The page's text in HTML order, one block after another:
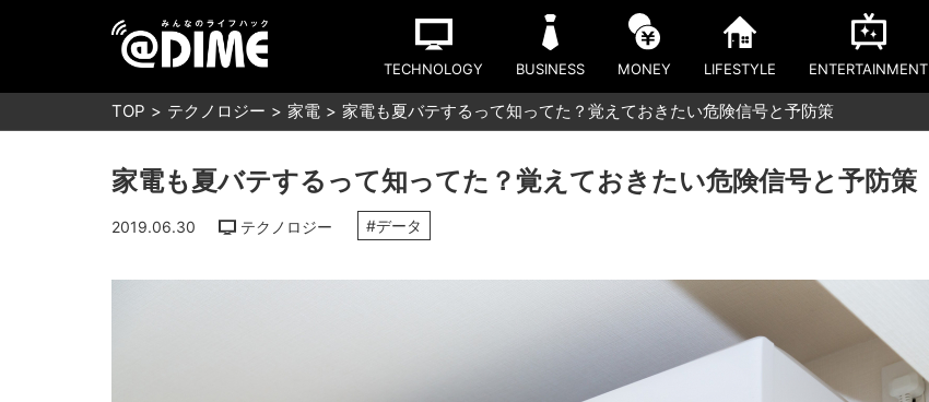
TECHNOLOGY BUSINESS MONEY LIFESTYLE ENTERTAINMENT
TOP テクノロジー 家電 家電も夏バテするって知ってた？覚えておきたい危険信号と予防策
家電も夏バテするって知ってた？覚えておきたい危険信号と予防策
2019.06.30 テクノロジー #データ